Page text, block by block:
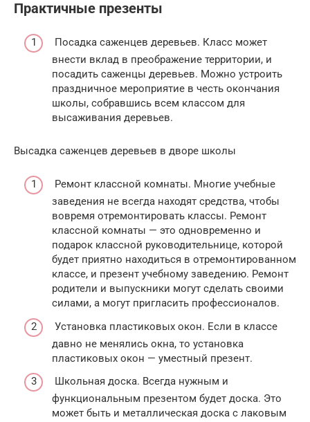
Практичные презенты
Посадка саженцев деревьев. Класс может
внести вклад в преображение территории, и
посадить саженцы деревьев. Можно устроить
праздничное мероприятие в честь окончания
школы, собравшись всем классом для
высаживания деревьев.
Высадка саженцев деревьев в дворе школы
Ремонт классной комнаты. Многие учебные
заведения не всегда находят средства, чтобы
вовремя отремонтировать классы. Ремонт
классной комнаты — это одновременно и
подарок классной руководительнице, которой
будет приятно находиться в отремонтированном
классе, и презент учебному заведению. Ремонт
родители и выпускники могут сделать своими
силами, а могут пригласить профессионалов.
Установка пластиковых окон. Если в классе
давно не менялись окна, то установка
пластиковых окон — уместный презент.
Школьная доска. Всегда нужным и
функциональным презентом будет доска. Это
может быть и металлическая доска с лаковым